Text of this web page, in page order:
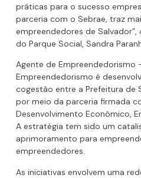
práticas para o sucesso
parceria com o Sebrae, traz
empreendedores de
do Parque Social, Sandra
Agente de Empreendedorismo
Empreendedorismo é
cogestão entre a Prefeitura de
por meio da parceria firmada
Desenvolvimento Econômico,
A estratégia tem sido um
aprimoramento para
empreendedores.
As iniciativas envolvem uma